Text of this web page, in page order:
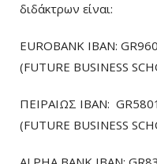
διδάκτρων είναι:
EUROBANK IBAN:
(FUTURE BUSINESS
ΠΕΙΡΑΙΩΣ ΙΒΑΝ:
(FUTURE BUSINESS